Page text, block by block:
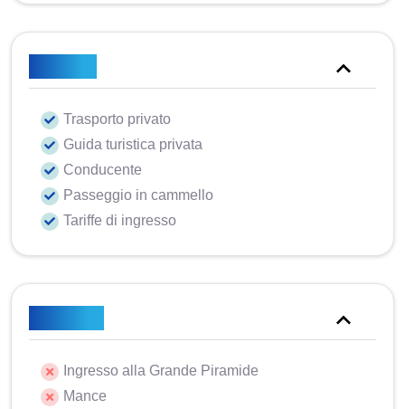
Trasporto privato
Guida turistica privata
Conducente
Passeggio in cammello
Tariffe di ingresso
Ingresso alla Grande Piramide
Mance